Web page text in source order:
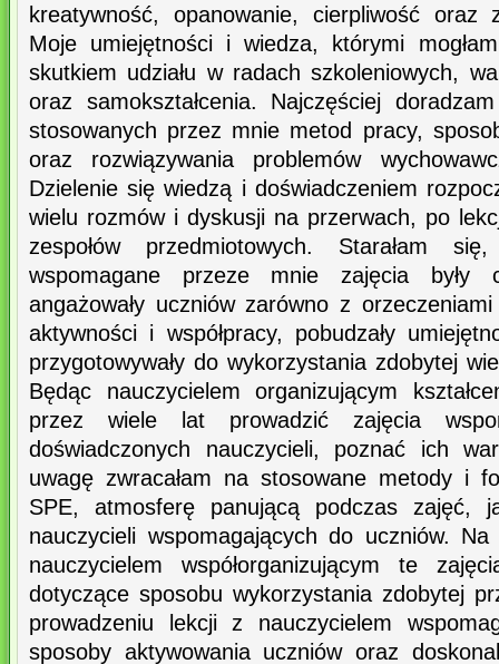
kreatywność, opanowanie, cierpliwość oraz
Moje umiejętności i wiedza, którymi
skutkiem udziału w radach szkoleniowych,
oraz samokształcenia. Najczęściej
stosowanych przez mnie metod pracy,
oraz rozwiązywania problemów
Dzielenie się wiedzą i doświadczeniem
wielu rozmów i dyskusji na przerwach, po
zespołów przedmiotowych. Starałam
wspomagane przeze mnie zajęcia były
angażowały uczniów zarówno z
aktywności i współpracy, pobudzały
przygotowywały do wykorzystania zdobytej
Będąc nauczycielem organizującym
przez wiele lat prowadzić zajęcia
doświadczonych nauczycieli, poznać ich
uwagę zwracałam na stosowane metody i
SPE, atmosferę panującą podczas zajęć,
nauczycieli wspomagających do uczniów.
nauczycielem współorganizującym te
dotyczące sposobu wykorzystania zdobytej
prowadzeniu lekcji z nauczycielem
sposoby aktywowania uczniów oraz